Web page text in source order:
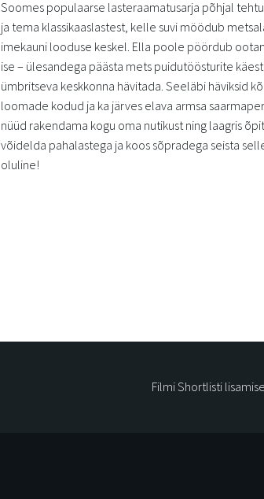
Soomes populaarse lasteraamatusarja põhjal
ja tema klassikaaslastest, kelle suvi möödub
imekauni looduse keskel. Ella poole pöördub
ise – ülesandega päästa mets puidutöösturite
ümbritseva keskkonna hävitada. Seeläbi häviksid
loomade kodud ja ka järves elava armsa
nüüd rakendama kogu oma nutikust ning laagris
võidelda pahalastega ja koos sõpradega seista
oluline!
Filmi Shortlisti